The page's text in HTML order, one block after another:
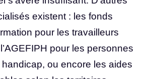
existent : les fonds
pour les travailleurs
pour les personnes
ou encore les aides